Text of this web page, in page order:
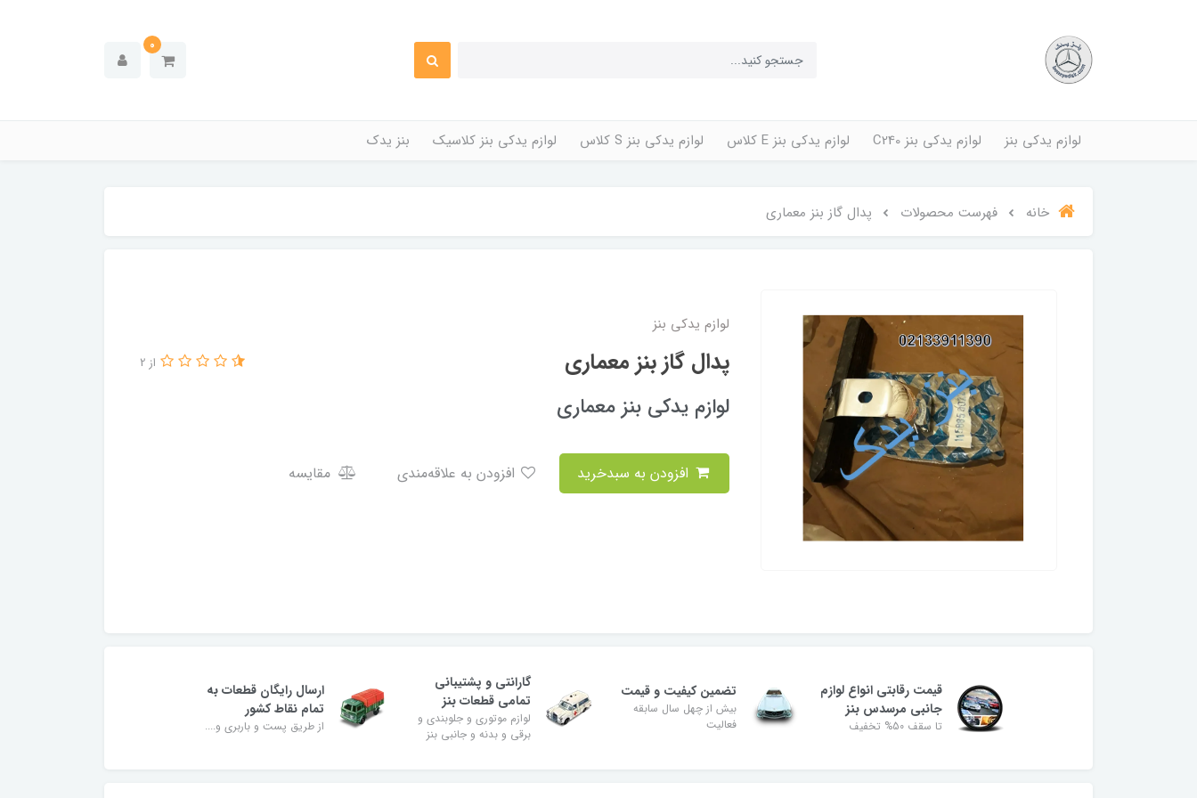
0
لوازم یدکی بنز لوازم یدکی بنز C240 لوازم یدکی بنز E کلاس لوازم یدکی بنز S کلاس لوازم یدکی بنز کلاسیک بنز یدک
خانه فهرست محصولات پدال گاز بنز معماری
لوازم یدکی بنز
پدال گاز بنز معماری از 2
لوازم یدکی بنز معماری
مقایسه
قیمت رقابتی انواع لوازم
جانبی مرسدس بنز
تا سقف 50% تخفیف
تضمین کیفیت و قیمت
بیش از چهل سال سابقه
فعالیت
گارانتی و پشتیبانی
تمامی قطعات بنز
لوازم موتوری و جلوبندی و
برقی و بدنه و جانبی بنز
ارسال رایگان قطعات به
تمام نقاط کشور
از طریق پست و باربری و....